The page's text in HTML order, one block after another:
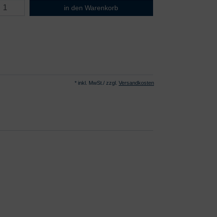
B. Braun Meliseptol Foam pure
in den Warenkorb
* inkl. MwSt./ zzgl. Versandkosten